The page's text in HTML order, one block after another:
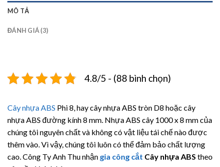
MÔ TẢ
ĐÁNH GIÁ (3)
4.8/5 - (88 bình chọn)
Cây nhựa ABS Phi 8, hay cây nhựa ABS tròn D8 hoặc cây
nhựa ABS đường kính 8 mm. Nhựa ABS cây 1000 x 8 mm của
chúng tôi nguyên chất và không có vật liệu tái chế nào được
thêm vào. Vì vậy, chúng tôi luôn có thể đảm bảo chất lượng
cao. Công Ty Anh Thu nhận gia công cắt Cây nhựa ABS theo